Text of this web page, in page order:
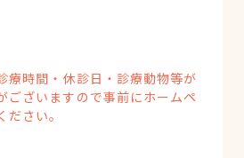
時間・休診日・診療動物等が
ございますので事前にホームペ
さい。